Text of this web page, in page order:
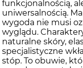
funkcjonalnością,
uniwersalnością.
wygoda nie musi
wyglądu.
naturalne skóry,
specjalistyczne
stóp. To obuwie,